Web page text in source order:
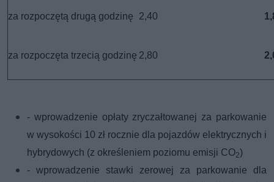
za rozpoczętą drugą godzinę 2,40
za rozpoczęta trzecią godzinę 2,80
- wprowadzenie opłaty zryczałtowanej za parkowanie
w wysokości 10 zł rocznie dla pojazdów elektrycznych i
hybrydowych (z określeniem poziomu emisji CO2)
- wprowadzenie stawki zerowej za parkowanie dla